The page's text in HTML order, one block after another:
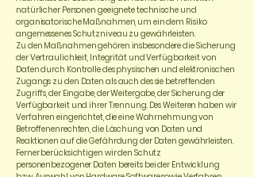
natürlicher Personen geeignete technische und
organisatorische Maßnahmen, um ein dem Risiko
angemessenes Schutzniveau zu gewährleisten.
Zu den Maßnahmen gehören insbesondere die Sicherung
der Vertraulichkeit, Integrität und Verfügbarkeit von
Daten durch Kontrolle des physischen und elektronischen
Zugangs zu den Daten als auch des sie betreffenden
Zugriffs, der Eingabe, der Weitergabe, der Sicherung der
Verfügbarkeit und ihrer Trennung. Des Weiteren haben wir
Verfahren eingerichtet, die eine Wahrnehmung von
Betroffenenrechten, die Löschung von Daten und
Reaktionen auf die Gefährdung der Daten gewährleisten.
Ferner berücksichtigen wir den Schutz
personenbezogener Daten bereits bei der Entwicklung